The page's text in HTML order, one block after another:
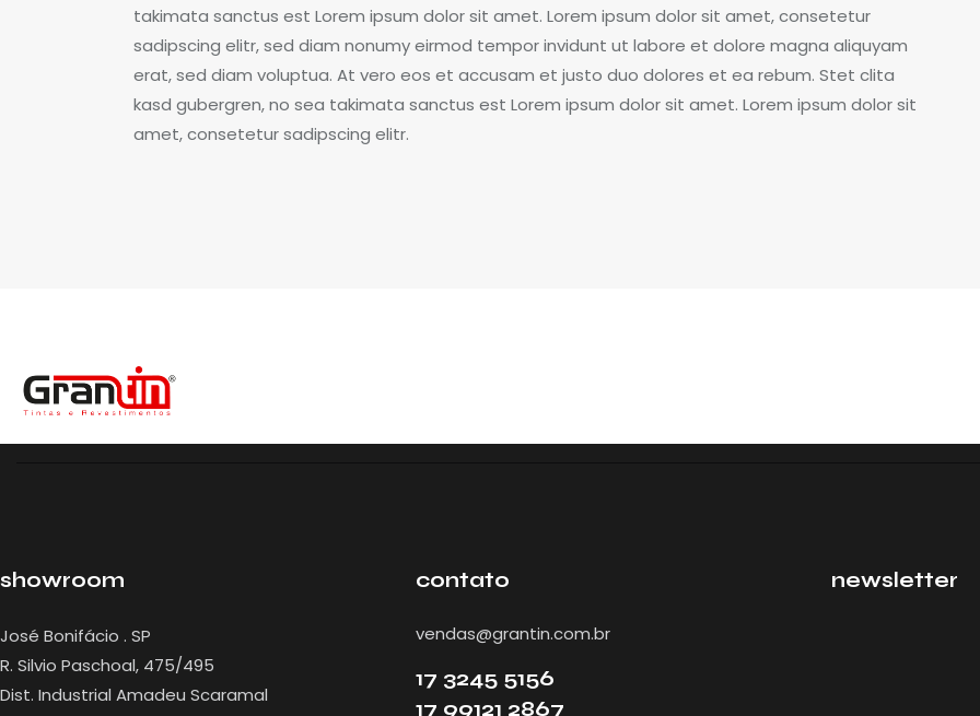
takimata sanctus est Lorem ipsum dolor sit amet. Lorem ipsum dolor sit amet, consetetur
sadipscing elitr, sed diam nonumy eirmod tempor invidunt ut labore et dolore magna aliquyam
erat, sed diam voluptua. At vero eos et accusam et justo duo dolores et ea rebum. Stet clita
kasd gubergren, no sea takimata sanctus est Lorem ipsum dolor sit amet. Lorem ipsum dolor sit
amet, consetetur sadipscing elitr.
showroom
José Bonifácio . SP
R. Silvio Paschoal, 475/495
Dist. Industrial Amadeu Scaramal
contato
vendas@grantin.com.br
17 3245 5156
17 99121 2867
newsletter